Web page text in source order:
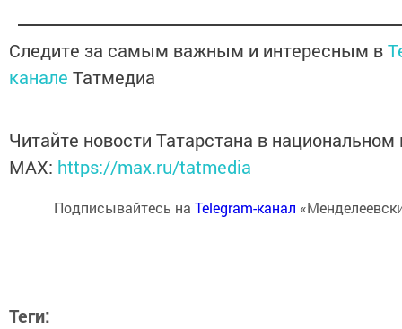
Следите за самым важным и интересным в
канале Татмедиа
Читайте новости Татарстана в
MАХ: https://max.ru/tatmedia
Подписывайтесь на Telegram-канал
Теги: